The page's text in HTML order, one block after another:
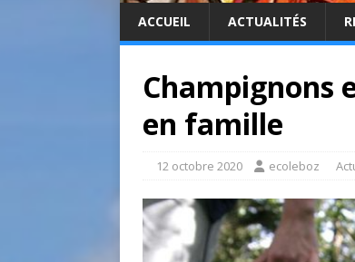
ACCUEIL ACTUALITÉS
Champignons
en famille
12 octobre 2020 ecoleboz